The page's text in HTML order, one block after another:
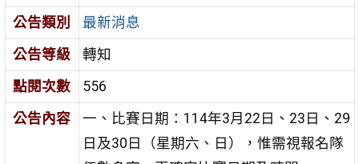
公告類別
最新消息
公告等級
轉知
點閱次數
556
公告內容
一、比賽日期：114年3月22日、23日、29
日及30日（星期六、日），惟需視報名隊